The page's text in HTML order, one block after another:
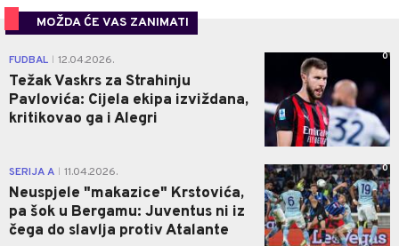
MOŽDA ĆE VAS ZANIMATI
FUDBAL 12.04.2026.
Težak Vaskrs za Strahinju
Pavlovića: Cijela ekipa izviždana,
kritikovao ga i Alegri
0
SERIJA A 11.04.2026.
Neuspjele "makazice" Krstovića,
pa šok u Bergamu: Juventus ni iz
čega do slavlja protiv Atalante
0